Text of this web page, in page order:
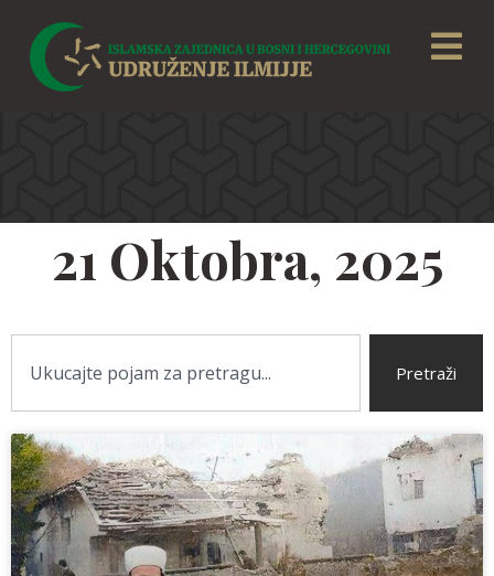
21 Oktobra, 2025
Pretraži